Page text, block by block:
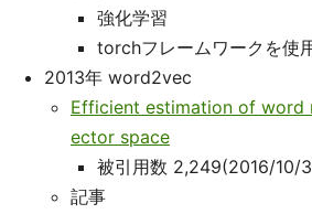
強化学習
torchフレームワークを使
2013年 word2vec
Efficient estimation of word
ector space
被引用数 2,249(2016/10/
記事